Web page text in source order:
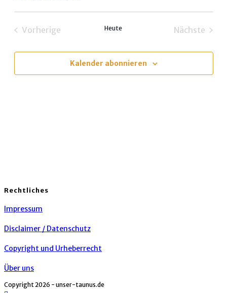
Vorherige
Heute
Nächste
Kalender abonnieren
Rechtliches
Impressum
Disclaimer / Datenschutz
Copyright und Urheberrecht
Über uns
Copyright 2026 - unser-taunus.de